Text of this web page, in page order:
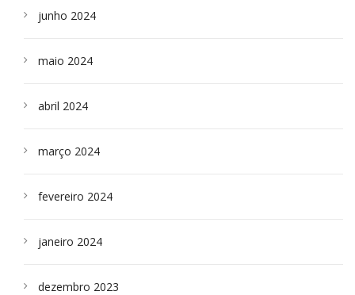
junho 2024
maio 2024
abril 2024
março 2024
fevereiro 2024
janeiro 2024
dezembro 2023